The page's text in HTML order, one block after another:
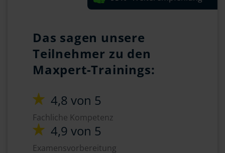
Das sagen unsere
Teilnehmer zu den
Maxpert-Trainings:
4,8 von 5
Fachliche Kompetenz
4,9 von 5
Examensvorbereitung